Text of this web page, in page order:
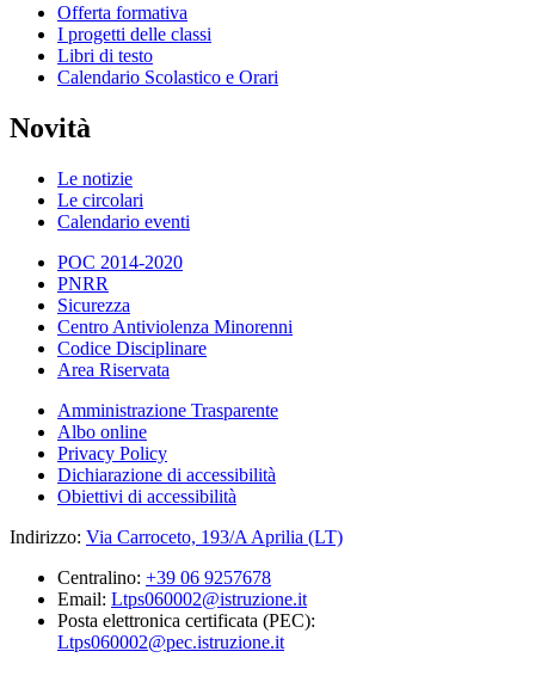
Offerta formativa
I progetti delle classi
Libri di testo
Calendario Scolastico e Orari
Novità
Le notizie
Le circolari
Calendario eventi
POC 2014-2020
PNRR
Sicurezza
Centro Antiviolenza Minorenni
Codice Disciplinare
Area Riservata
Amministrazione Trasparente
Albo online
Privacy Policy
Dichiarazione di accessibilità
Obiettivi di accessibilità
Indirizzo: Via Carroceto, 193/A Aprilia (LT)
Centralino: +39 06 9257678
Email: Ltps060002@istruzione.it
Posta elettronica certificata (PEC):
Ltps060002@pec.istruzione.it